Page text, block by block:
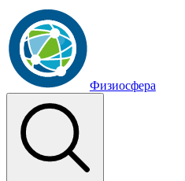
Физиосфера